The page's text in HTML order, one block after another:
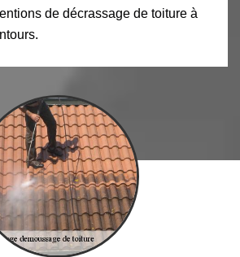
de décrassage de toiture à